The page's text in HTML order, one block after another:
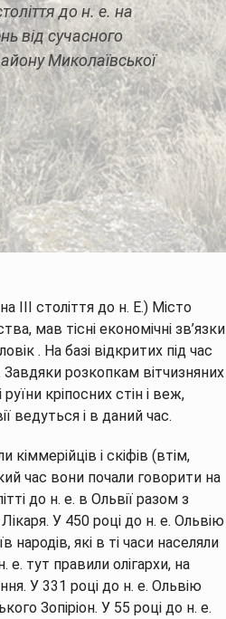
до н. е. на
від сучасного
Миколаївської
III століття до н. Е.) Місто
мав тісні економічні зв’язки
. На базі відкритих під час
Завдяки розкопкам вітчизняних
руїни кріпосних стін і веж,
ведуться і в даний час.
кіммерійців і скіфів (втім,
час вони почали говорити на
до н. е. в Ольвії разом з
У 450 році до н. е. Ольвію
народів, які в ті часи населяли
тут правили олігархи, на
У 331 році до н. е. Ольвію
Зопіріон. У 55 році до н. е.